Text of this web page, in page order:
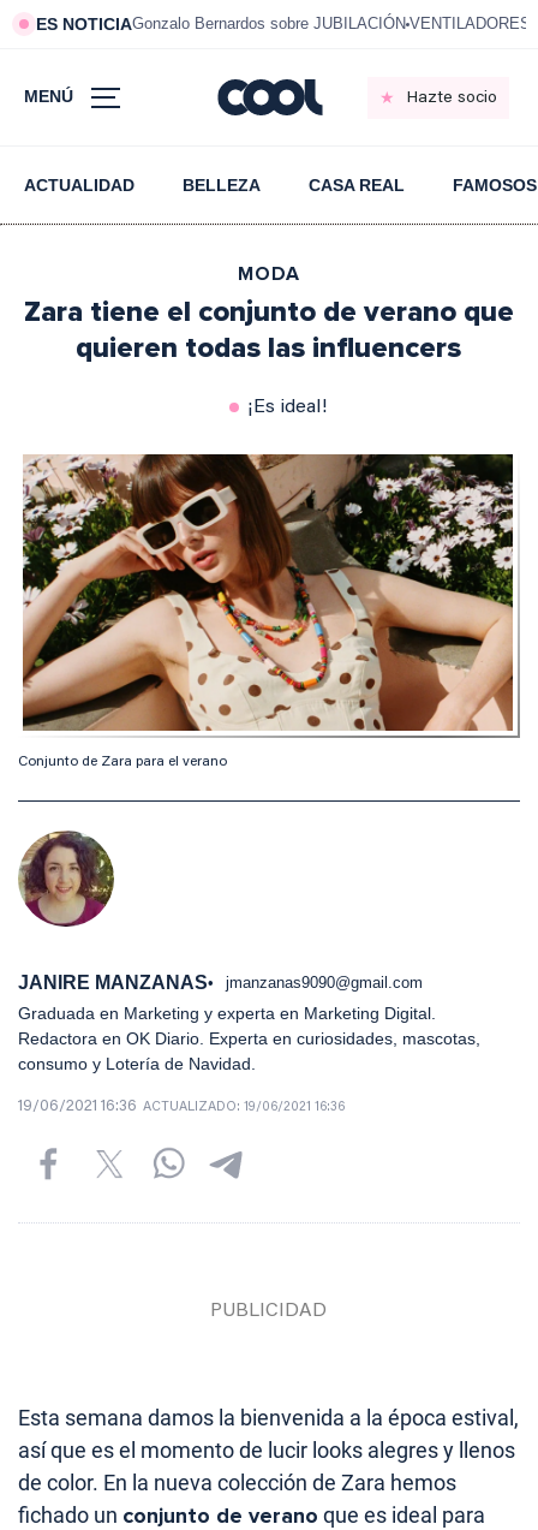
ES NOTICIAGonzalo Bernardos sobre JUBILACIÓN VENTILADORES
MENÚ Hazte socio
ACTUALIDAD BELLEZA CASA REAL FAMOSOS
MODA
Zara tiene el conjunto de verano que
quieren todas las influencers
¡Es ideal!
Conjunto de Zara para el verano
JANIRE MANZANAS jmanzanas9090@gmail.com
Graduada en Marketing y experta en Marketing Digital.
Redactora en OK Diario. Experta en curiosidades, mascotas,
consumo y Lotería de Navidad.
19/06/2021 16:36 ACTUALIZADO: 19/06/2021 16:36
Esta semana damos la bienvenida a la época estival,
así que es el momento de lucir looks alegres y llenos
de color. En la nueva colección de Zara hemos
fichado un conjunto de verano que es ideal para